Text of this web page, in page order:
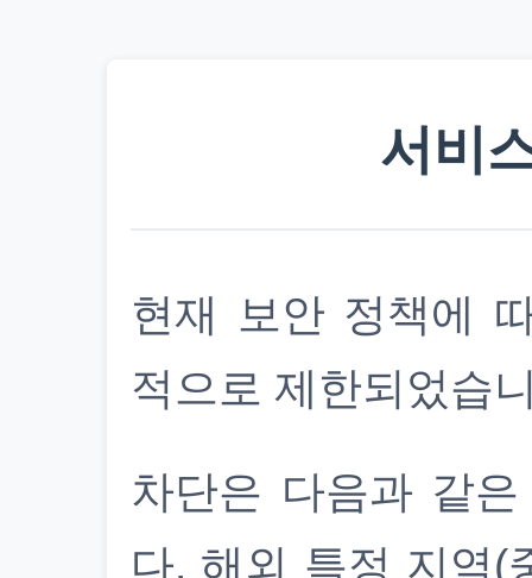
서비
현재 보안 정책에
적으로 제한되었습
차단은 다음과 같
다. 해외 특정 지역(